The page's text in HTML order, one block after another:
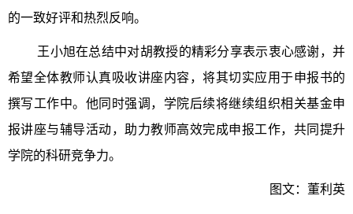
的一致好评和热烈反响。
王小旭在总结中对胡教授的精彩分享表示衷心感谢，并
希望全体教师认真吸收讲座内容，将其切实应用于申报书的
撰写工作中。他同时强调，学院后续将继续组织相关基金申
报讲座与辅导活动，助力教师高效完成申报工作，共同提升
学院的科研竞争力。
图文：董利英